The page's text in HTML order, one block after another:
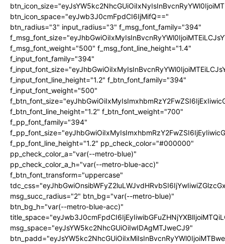
btn_icon_space="eyJwb3J0cmFpdCI6IjMifQ=="
btn_radius="3" input_radius="3" f_msg_font_family="394"
f_msg_font_weight="500" f_msg_font_line_height="1.4"
f_input_font_family="394"
f_input_font_line_height="1.2" f_btn_font_family="394"
f_input_font_weight="500"
f_btn_font_line_height="1.2" f_btn_font_weight="700"
f_pp_font_family="394"
f_pp_font_line_height="1.2" pp_check_color="#000000"
pp_check_color_a="var(--metro-blue)"
pp_check_color_a_h="var(--metro-blue-acc)"
f_btn_font_transform="uppercase"
msg_succ_radius="2" btn_bg="var(--metro-blue)"
btn_bg_h="var(--metro-blue-acc)"
msg_space="eyJsYW5kc2NhcGUiOiIwIDAgMTJweCJ9"